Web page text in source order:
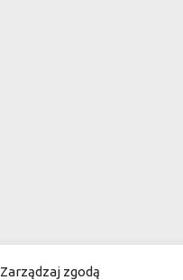
Zarządzaj zgodą